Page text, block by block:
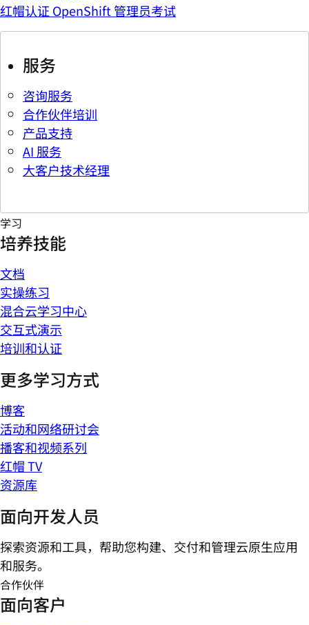
红帽认证 OpenShift 管理员考试
服务
咨询服务
合作伙伴培训
产品支持
AI 服务
大客户技术经理
学习
培养技能
文档
实操练习
混合云学习中心
交互式演示
培训和认证
更多学习方式
博客
活动和网络研讨会
播客和视频系列
红帽 TV
资源库
面向开发人员
探索资源和工具，帮助您构建、交付和管理云原生应用
和服务。
合作伙伴
面向客户